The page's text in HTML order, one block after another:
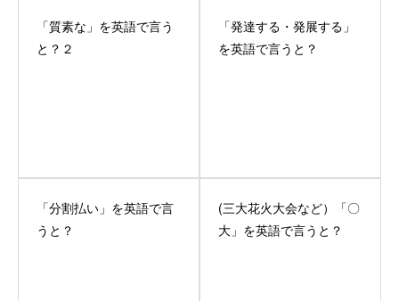
「質素な」を英語で言う
と？２
「発達する・発展する」
を英語で言うと？
「分割払い」を英語で言
うと？
(三大花火大会など）「〇
大」を英語で言うと？